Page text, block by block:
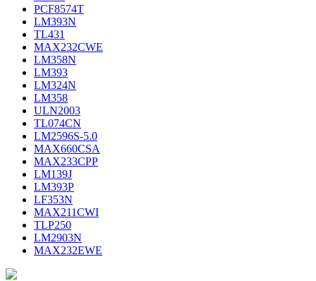
PCF8574T
LM393N
TL431
MAX232CWE
LM358N
LM393
LM324N
LM358
ULN2003
TL074CN
LM2596S-5.0
MAX660CSA
MAX233CPP
LM139J
LM393P
LF353N
MAX211CWI
TLP250
LM2903N
MAX232EWE